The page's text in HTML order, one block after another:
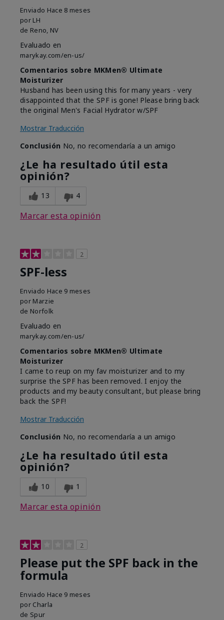
Enviado Hace 8 meses
por LH
de Reno, NV
Evaluado en
marykay.com/en-us/
Comentarios sobre MKMen® Ultimate
Moisturizer
Husband has been using this for many years - very
disappointed that the SPF is gone! Please bring back
the original Men's Facial Hydrator w/SPF
Mostrar Traducción
Conclusión No, no recomendaría a un amigo
¿Le ha resultado útil esta
opinión?
13 4
Marcar esta opinión
2
SPF-less
Enviado Hace 9 meses
por Marzie
de Norfolk
Evaluado en
marykay.com/en-us/
Comentarios sobre MKMen® Ultimate
Moisturizer
I came to reup on my fav moisturizer and to my
surprise the SPF has been removed. I enjoy the
products and my beauty consultant, but please bring
back the SPF!
Mostrar Traducción
Conclusión No, no recomendaría a un amigo
¿Le ha resultado útil esta
opinión?
10 1
Marcar esta opinión
2
Please put the SPF back in the
formula
Enviado Hace 9 meses
por Charla
de Spur